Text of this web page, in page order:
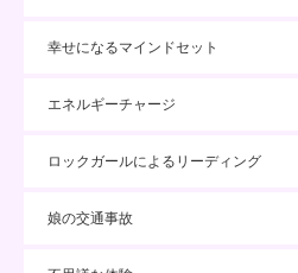
幸せになるマインドセット
エネルギーチャージ
ロックガールによるリーディング
娘の交通事故